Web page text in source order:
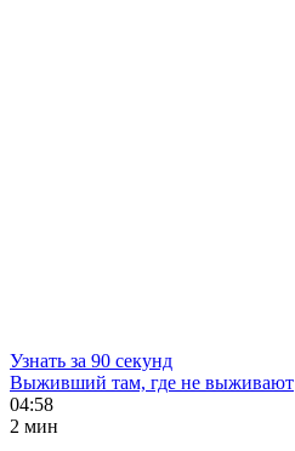
Узнать за 90 секунд
Выживший там, где не выживают
04:58
2 мин